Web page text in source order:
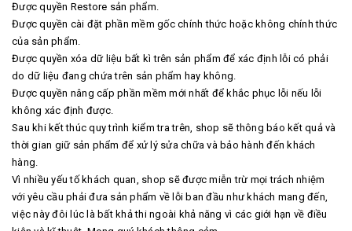
Được quyền Restore sản phẩm.
Được quyền cài đặt phần mềm gốc chính thức hoặc không chính thức
của sản phẩm.
Được quyền xóa dữ liệu bất kì trên sản phẩm để xác định lỗi có phải
do dữ liệu đang chứa trên sản phẩm hay không.
Được quyền nâng cấp phần mềm mới nhất để khắc phục lỗi nếu lỗi
không xác định được.
Sau khi kết thúc quy trình kiểm tra trên, shop sẽ thông báo kết quả và
thời gian giữ sản phẩm để xử lý sửa chữa và bảo hành đến khách
hàng.
Vì nhiều yếu tố khách quan, shop sẽ được miễn trừ mọi trách nhiệm
với yêu cầu phải đưa sản phẩm về lỗi ban đầu như khách mang đến,
việc này đôi lúc là bất khả thi ngoài khả năng vì các giới hạn về điều